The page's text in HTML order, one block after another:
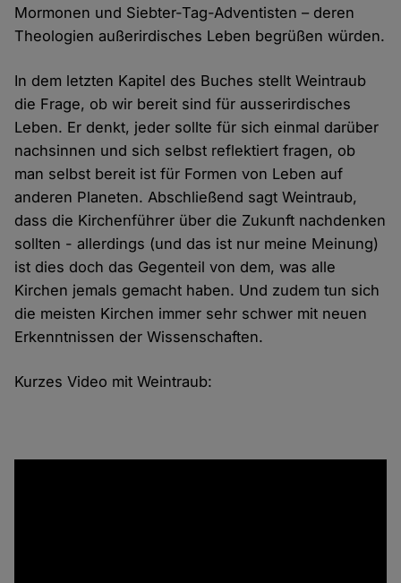
Mormonen und Siebter-Tag-Adventisten – deren
Theologien außerirdisches Leben begrüßen würden.
In dem letzten Kapitel des Buches stellt Weintraub
die Frage, ob wir bereit sind für ausserirdisches
Leben. Er denkt, jeder sollte für sich einmal darüber
nachsinnen und sich selbst reflektiert fragen, ob
man selbst bereit ist für Formen von Leben auf
anderen Planeten. Abschließend sagt Weintraub,
dass die Kirchenführer über die Zukunft nachdenken
sollten - allerdings (und das ist nur meine Meinung)
ist dies doch das Gegenteil von dem, was alle
Kirchen jemals gemacht haben. Und zudem tun sich
die meisten Kirchen immer sehr schwer mit neuen
Erkenntnissen der Wissenschaften.
Kurzes Video mit Weintraub: